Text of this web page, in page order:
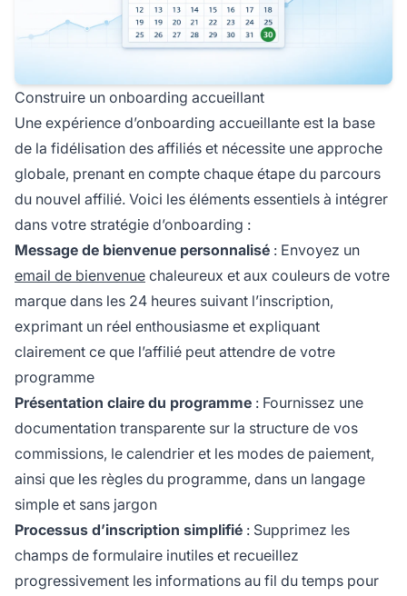
Construire un onboarding accueillant
Une expérience d’onboarding accueillante est la base
de la fidélisation des affiliés et nécessite une approche
globale, prenant en compte chaque étape du parcours
du nouvel affilié. Voici les éléments essentiels à intégrer
dans votre stratégie d’onboarding :
Message de bienvenue personnalisé : Envoyez un
email de bienvenue chaleureux et aux couleurs de votre
marque dans les 24 heures suivant l’inscription,
exprimant un réel enthousiasme et expliquant
clairement ce que l’affilié peut attendre de votre
programme
Présentation claire du programme : Fournissez une
documentation transparente sur la structure de vos
commissions, le calendrier et les modes de paiement,
ainsi que les règles du programme, dans un langage
simple et sans jargon
Processus d’inscription simplifié : Supprimez les
champs de formulaire inutiles et recueillez
progressivement les informations au fil du temps pour